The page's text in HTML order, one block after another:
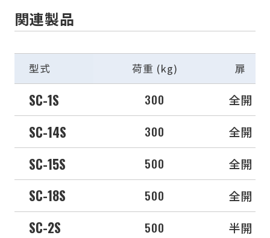
関連製品
型式 荷重 (kg) 扉
SC-1S 300 全開
SC-14S 300 全開
SC-15S 500 全開
SC-18S 500 全開
SC-2S 500 半開